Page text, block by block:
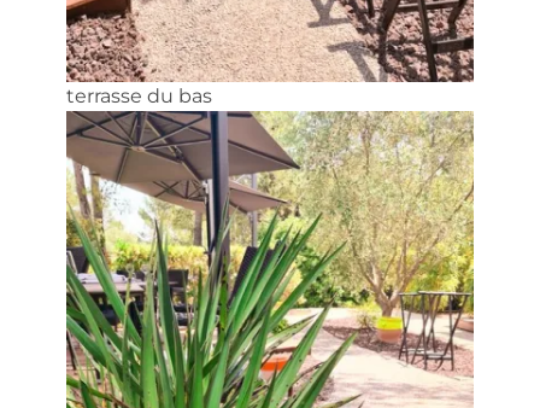
terrasse du bas